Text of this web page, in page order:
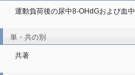
運動負荷後の尿中8-OHdGおよび血
単・共の別
共著